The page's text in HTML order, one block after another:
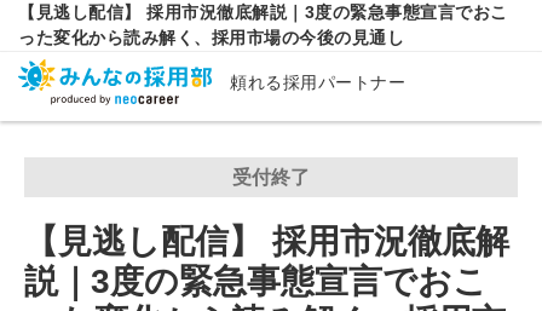
【見逃し配信】 採用市況徹底解説｜3度の緊急事態宣言でおこ
った変化から読み解く、採用市場の今後の見通し
頼れる採用パートナー
受付終了
【見逃し配信】 採用市況徹底解
説｜3度の緊急事態宣言でおこ